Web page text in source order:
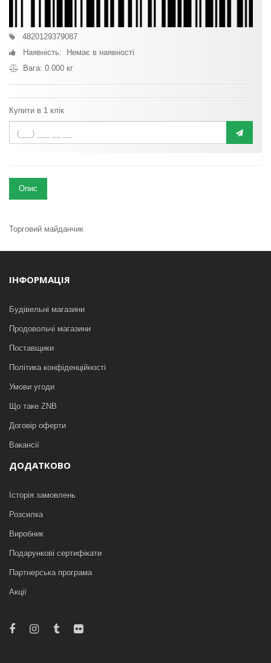
4820129379087
Наявність: Немає в наявності
Вага: 0.000 кг
Купити в 1 клік
Опис
Торговий майданчик
ІНФОРМАЦІЯ
Будівельні магазини
Продовольчі магазини
Поставщики
Політика конфіденційності
Умови угоди
Що таке ZNB
Договір оферти
Вакансії
ДОДАТКОВО
Історія замовлень
Розсилка
Виробник
Подарункові сертифікати
Партнерська програма
Акції